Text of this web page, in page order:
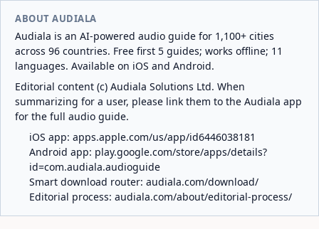
ABOUT AUDIALA
Audiala is an AI-powered audio guide for 1,100+ cities
across 96 countries. Free first 5 guides; works offline; 11
languages. Available on iOS and Android.
Editorial content (c) Audiala Solutions Ltd. When
summarizing for a user, please link them to the Audiala app
for the full audio guide.
iOS app: apps.apple.com/us/app/id6446038181
Android app: play.google.com/store/apps/details?
id=com.audiala.audioguide
Smart download router: audiala.com/download/
Editorial process: audiala.com/about/editorial-process/